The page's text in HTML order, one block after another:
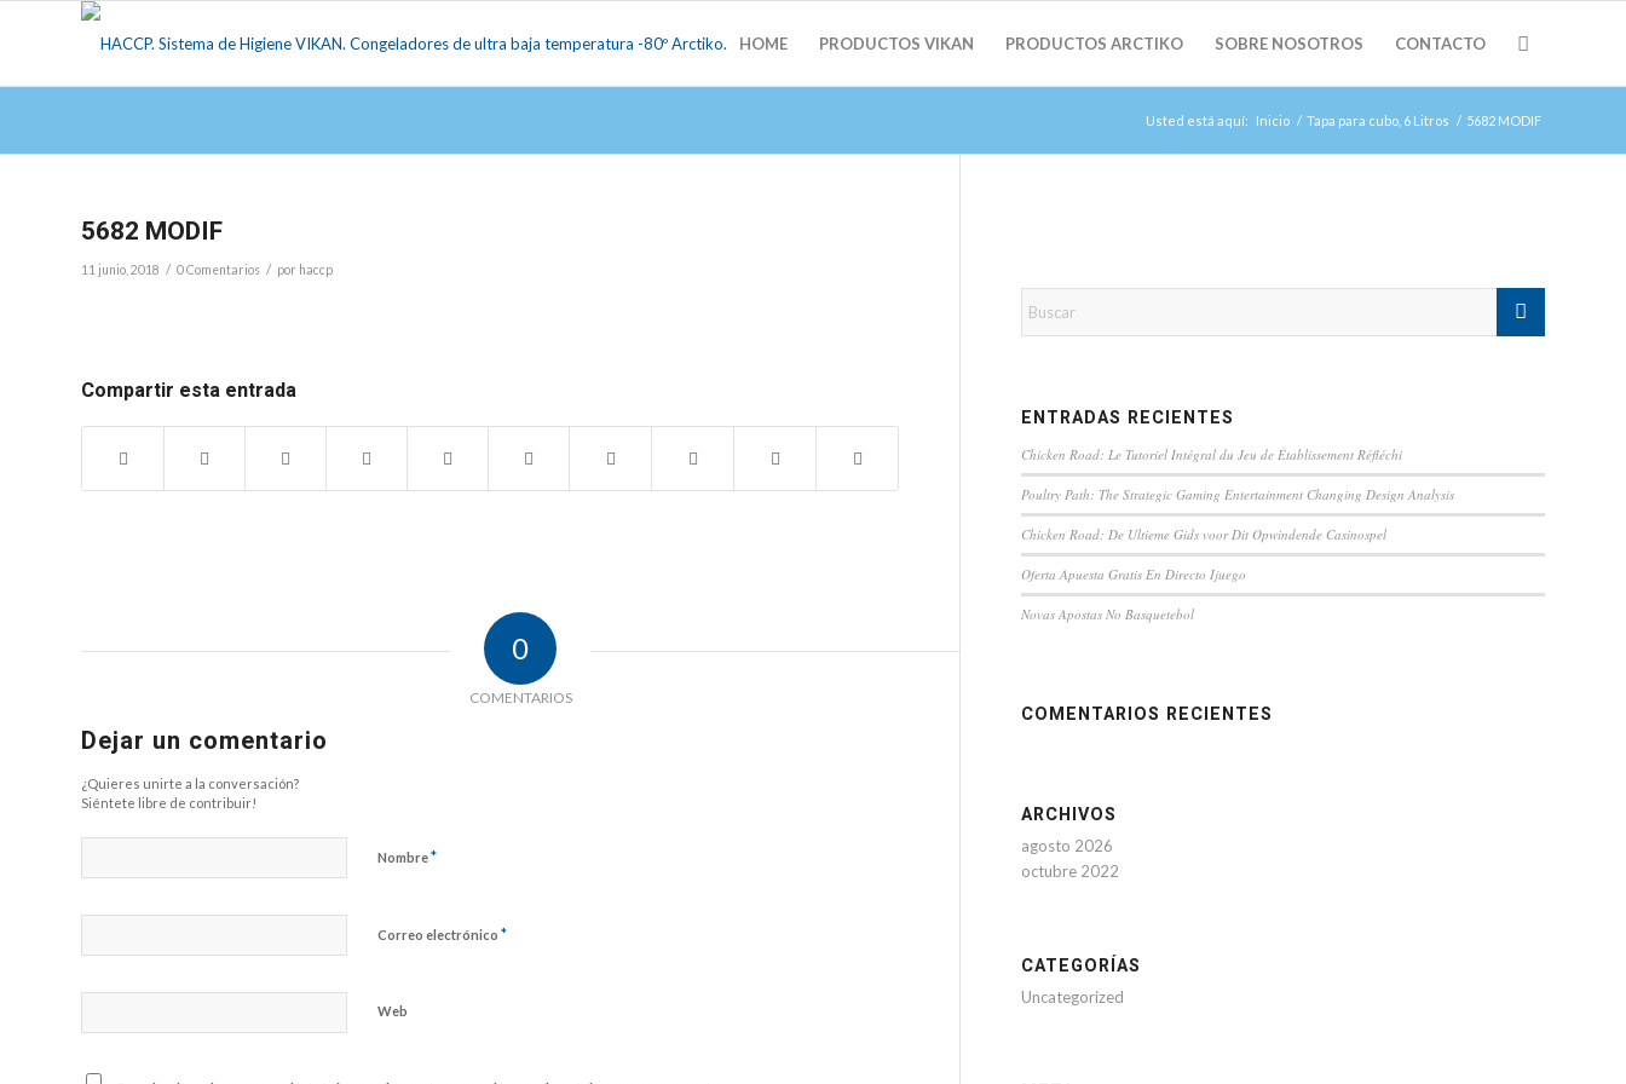
HOME PRODUCTOS VIKAN PRODUCTOS ARCTIKO SOBRE NOSOTROS CONTACTO
Usted está aquí: Inicio / Tapa para cubo, 6 Litros / 5682 MODIF
5682 MODIF
11 junio, 2018 / 0 Comentarios / por haccp
Compartir esta entrada
0
COMENTARIOS
Dejar un comentario
¿Quieres unirte a la conversación?
Siéntete libre de contribuir!
Nombre*
Correo electrónico *
Web
ENTRADAS RECIENTES
Chicken Road: Le Tutoriel Intégral du Jeu de Établissement Réfléchi
Poultry Path: The Strategic Gaming Entertainment Changing Design Analysis
Chicken Road: De Ultieme Gids voor Dit Opwindende Casinospel
Oferta Apuesta Gratis En Directo Ijuego
Novas Apostas No Basquetebol
COMENTARIOS RECIENTES
ARCHIVOS
agosto 2026
octubre 2022
CATEGORÍAS
Uncategorized